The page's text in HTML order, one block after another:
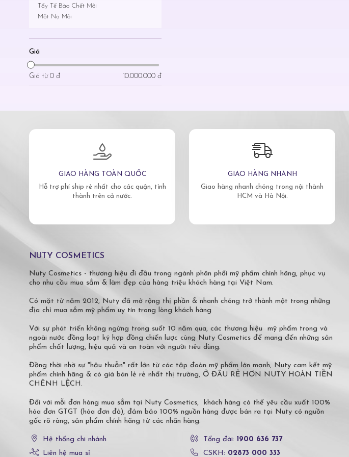
Tẩy Tế Bào Chết Môi
Mặt Nạ Môi
Giá
Giá từ 0 đ 10.000.000 đ
GIAO HÀNG TOÀN QUỐC
Hỗ trợ phí ship rẻ nhất cho các quận, tỉnh
thành trên cả nước.
GIAO HÀNG NHANH
Giao hàng nhanh chóng trong nội thành
HCM và Hà Nội.
NUTY COSMETICS
Nuty Cosmetics - thương hiệu đi đầu trong ngành phân phối mỹ phẩm chính hãng, phục vụ
cho nhu cầu mua sắm & làm đẹp của hàng triệu khách hàng tại Việt Nam.
Có mặt từ năm 2012, Nuty đã mở rộng thị phần & nhanh chóng trở thành một trong những
địa chỉ mua sắm mỹ phẩm uy tín trong lòng khách hàng
Với sự phát triển không ngừng trong suốt 10 năm qua, các thương hiệu mỹ phẩm trong và
ngoài nước đồng loạt ký hợp đồng chiến lược cùng Nuty Cosmetics để mang đến những sản
phẩm chất lượng, hiệu quả và an toàn với người tiêu dùng.
Đồng thời nhờ sự "hậu thuẫn" rất lớn từ các tập đoàn mỹ phẩm lớn mạnh, Nuty cam kết mỹ
phẩm chính hãng & có giá bán lẻ rẻ nhất thị trường, Ở ĐÂU RẺ HƠN NUTY HOÀN TIỀN
CHÊNH LỆCH.
Đối với mỗi đơn hàng mua sắm tại Nuty Cosmetics, khách hàng có thể yêu cầu xuất 100%
hóa đơn GTGT (hóa đơn đỏ), đảm bảo 100% nguồn hàng được bán ra tại Nuty có nguồn
gốc rõ ràng, sản phẩm chính hãng từ các nhãn hàng.
Hệ thống chi nhánh
Liên hệ mua sỉ
Tổng đài: 1900 636 737
CSKH: 02873 000 333